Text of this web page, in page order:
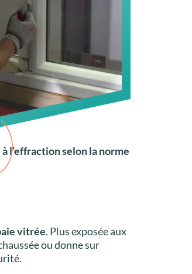
l’effraction selon la norme
vitrée. Plus exposée aux
ou donne sur